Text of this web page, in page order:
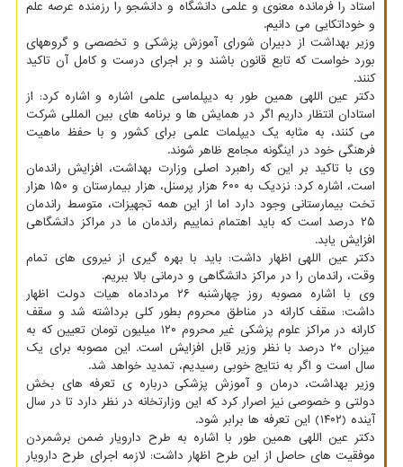
استاد را فرمانده معنوی و علمی دانشگاه و دانشجو را رزمنده عرصه علم
و خوداتکایی می دانیم.
وزیر بهداشت از دبیران شورای آموزش پزشکی و تخصصی و گروههای
بورد خواست که تابع قانون باشند و بر اجرای درست و کامل آن تاکید
کنند.
دکتر عین اللهی همین طور به دیپلماسی علمی اشاره و اشاره کرد: از
استادان انتظار داریم اگر در همایش ها و برنامه های بین المللی شرکت
می کنند، به مثابه یک دیپلمات علمی برای کشور و با حفظ ماهیت
فرهنگی خود در اینگونه مجامع ظاهر شوند.
وی با تاکید بر این که راهبرد اصلی وزارت بهداشت، افزایش راندمان
است، اشاره کرد: نزدیک به ۶۰۰ هزار پرسنل، هزار بیمارستان و ۱۵۰ هزار
تخت بیمارستانی وجود دارد اما از این همه تجهیزات، متوسط راندمان
۲۵ درصد است که باید اهتمام نماییم راندمان ما در مراکز دانشگاهی
افزایش یابد.
دکتر عین اللهی اظهار داشت: باید با بهره گیری از نیروی های تمام
وقت، راندمان را در مراکز دانشگاهی و درمانی بالا ببریم.
وی با اشاره مصوبه روز چهارشنبه ۲۶ مردادماه هیات دولت اظهار
داشت: سقف کارانه در مناطق محروم بطور کلی برداشته شد و سقف
کارانه در مراکز علوم پزشکی غیر محروم ۱۲۰ میلیون تومان تعیین که به
میزان ۲۰ درصد با نظر وزیر قابل افزایش است. این مصوبه برای یک
سال است و اگر به نتایج خوبی رسیدیم، تمدید خواهد شد.
وزیر بهداشت، درمان و آموزش پزشکی درباره ی تعرفه های بخش
دولتی و خصوصی نیز اصرار کرد که این وزارتخانه در نظر دارد تا در سال
آینده (۱۴۰۲) این تعرفه ها برابر شود.
دکتر عین اللهی همین طور با اشاره به طرح دارویار ضمن برشمردن
موفقیت های حاصل از این طرح اظهار داشت: لازمه اجرای طرح دارویار